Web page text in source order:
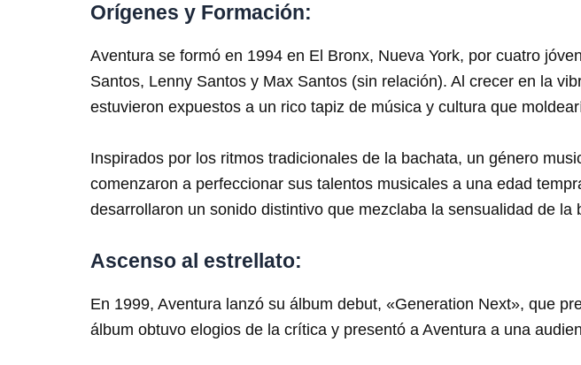
Orígenes y Formación:
Aventura se formó en 1994 en El Bronx, Nueva York, por cuatro
Santos, Lenny Santos y Max Santos (sin relación). Al crecer en la
estuvieron expuestos a un rico tapiz de música y cultura que
Inspirados por los ritmos tradicionales de la bachata, un género
comenzaron a perfeccionar sus talentos musicales a una edad
desarrollaron un sonido distintivo que mezclaba la sensualidad de
Ascenso al estrellato:
En 1999, Aventura lanzó su álbum debut, «Generation Next», que
álbum obtuvo elogios de la crítica y presentó a Aventura a una